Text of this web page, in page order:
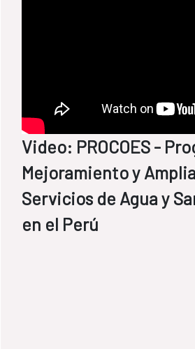
Video: PROCOES -
Mejoramiento y
Servicios de Agua y
en el Perú